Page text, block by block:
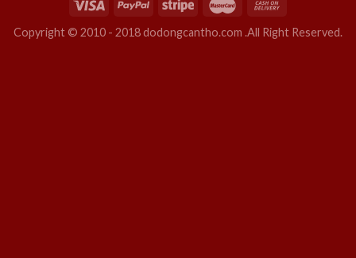
Copyright © 2010 - 2018 dodongcantho.com .All Right Reserved.